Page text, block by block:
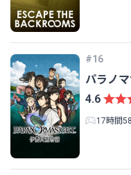
#16
パラノ
4.6
17時間